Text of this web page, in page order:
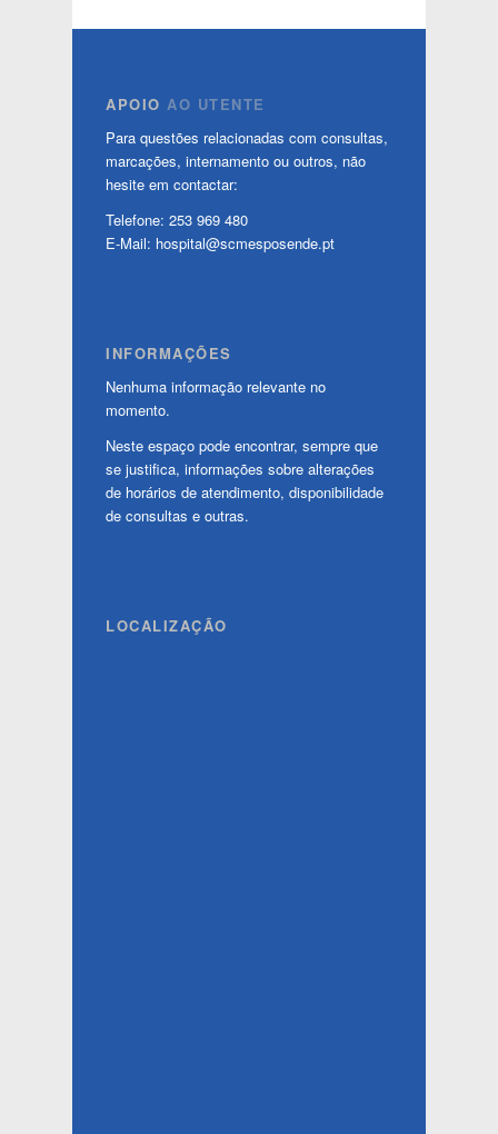
APOIO AO UTENTE
Para questões relacionadas com consultas,
marcações, internamento ou outros, não
hesite em contactar:
Telefone: 253 969 480
E-Mail: hospital@scmesposende.pt
INFORMAÇÕES
Nenhuma informação relevante no
momento.
Neste espaço pode encontrar, sempre que
se justifica, informações sobre alterações
de horários de atendimento, disponibilidade
de consultas e outras.
LOCALIZAÇÃO